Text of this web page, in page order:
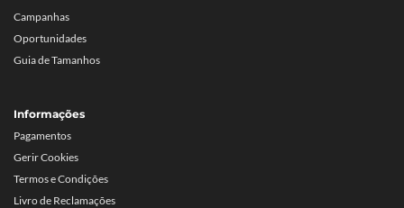
Campanhas
Oportunidades
Guia de Tamanhos
Informações
Pagamentos
Gerir Cookies
Termos e Condições
Livro de Reclamações